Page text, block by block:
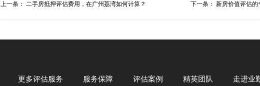
上一条： 二手房抵押评估费用，在广州荔湾如何计算？ 下一条： 新房价值评估的
更多评估服务 服务保障 评估案例 精英团队 走进业